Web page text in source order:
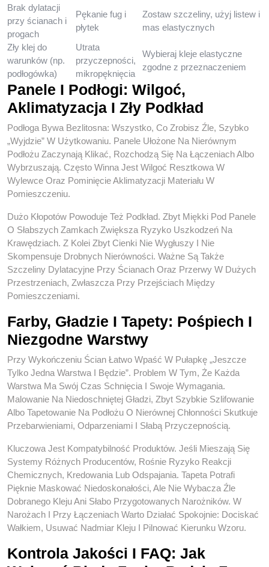
Brak dylatacji
przy ścianach i
progach
Pękanie fug i
płytek
Zostaw szczeliny, użyj listew i
mas elastycznych
Zły klej do
warunków (np.
podłogówka)
Utrata
przyczepności,
mikropęknięcia
Wybieraj kleje elastyczne
zgodne z przeznaczeniem
Panele I Podłogi: Wilgoć,
Aklimatyzacja I Zły Podkład
Podłoga Bywa Bezlitosna: Wszystko, Co Zrobisz Źle, Szybko
„wyjdzie” W Użytkowaniu. Panele Ułożone Na Nierównym
Podłożu Zaczynają Klikać, Rozchodzą Się Na Łączeniach Albo
Wybrzuszają. Często Winna Jest Wilgoć Resztkowa W
Wylewce Oraz Pominięcie Aklimatyzacji Materiału W
Pomieszczeniu.
Dużo Kłopotów Powoduje Też Podkład. Zbyt Miękki Pod Panele
O Słabszych Zamkach Zwiększa Ryzyko Uszkodzeń Na
Krawędziach. Z Kolei Zbyt Cienki Nie Wygłuszy I Nie
Skompensuje Drobnych Nierówności. Ważne Są Także
Szczeliny Dylatacyjne Przy Ścianach Oraz Przerwy W Dużych
Przestrzeniach, Zwłaszcza Przy Przejściach Między
Pomieszczeniami.
Farby, Gładzie I Tapety: Pośpiech I
Niezgodne Warstwy
Przy Wykończeniu Ścian Łatwo Wpaść W Pułapkę „jeszcze
Tylko Jedna Warstwa I Będzie”. Problem W Tym, Że Każda
Warstwa Ma Swój Czas Schnięcia I Swoje Wymagania.
Malowanie Na Niedoschniętej Gładzi, Zbyt Szybkie Szlifowanie
Albo Tapetowanie Na Podłożu O Nierównej Chłonności Skutkuje
Przebarwieniami, Odparzeniami I Słabą Przyczepnością.
Kluczowa Jest Kompatybilność Produktów. Jeśli Mieszają Się
Systemy Różnych Producentów, Rośnie Ryzyko Reakcji
Chemicznych, Kredowania Lub Odspajania. Tapeta Potrafi
Pięknie Maskować Niedoskonałości, Ale Nie Wybacza Źle
Dobranego Kleju Ani Słabo Przygotowanych Narożników. W
Narożach I Przy Łączeniach Warto Działać Spokojnie: Dociskać
Wałkiem, Usuwać Nadmiar Kleju I Pilnować Kierunku Wzoru.
Kontrola Jakości I FAQ: Jak